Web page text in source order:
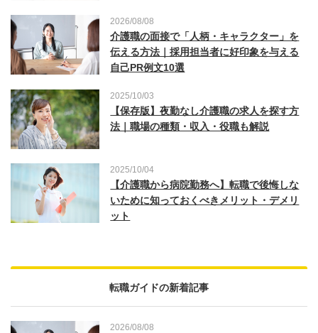
2026/08/08
介護職の面接で「人柄・キャラクター」を
伝える方法｜採用担当者に好印象を与える
自己PR例文10選
2025/10/03
【保存版】夜勤なし介護職の求人を探す方
法｜職場の種類・収入・役職も解説
2025/10/04
【介護職から病院勤務へ】転職で後悔しな
いために知っておくべきメリット・デメリ
ット
転職ガイドの新着記事
2026/08/08